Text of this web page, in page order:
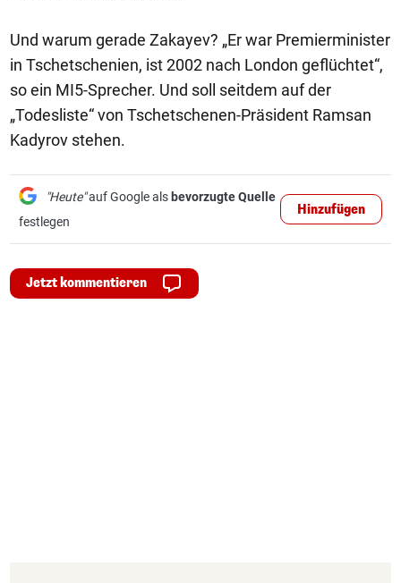
Und warum gerade Zakayev? „Er war Premierminister
in Tschetschenien, ist 2002 nach London geflüchtet“,
so ein MI5-Sprecher. Und soll seitdem auf der
„Todesliste“ von Tschetschenen-Präsident Ramsan
Kadyrov stehen.
"Heute"auf Google als bevorzugte Quelle
festlegen
Hinzufügen
Jetzt kommentieren